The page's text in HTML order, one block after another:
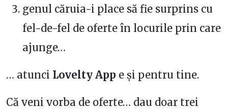
genul căruia-i place să fie surprins cu
fel-de-fel de oferte în locurile prin care
ajunge…
… atunci Lovelty App e și pentru tine.
Că veni vorba de oferte… dau doar trei